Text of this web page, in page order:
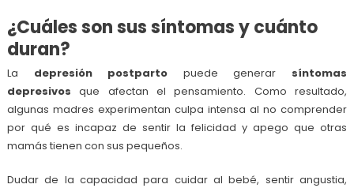
¿Cuáles son sus síntomas y cuánto
duran?
La depresión postparto puede generar síntomas
depresivosque afectan el pensamiento. Como resultado,
algunas madres experimentan culpa intensa al no comprender
por qué es incapaz de sentir la felicidad y apego que otras
mamás tienen con sus pequeños.
Dudar de la capacidad para cuidar al bebé, sentir angustia,